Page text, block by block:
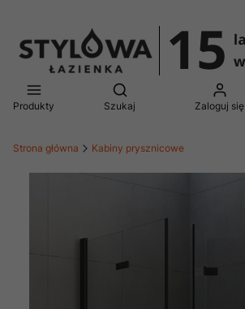
Produkty
Otwórz wyszukiwarkę
Szukaj Zaloguj się
Strona główna Kabiny prysznicowe